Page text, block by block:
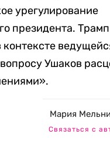
урегулирование
президента.
Ушаков
Мария
Связаться с